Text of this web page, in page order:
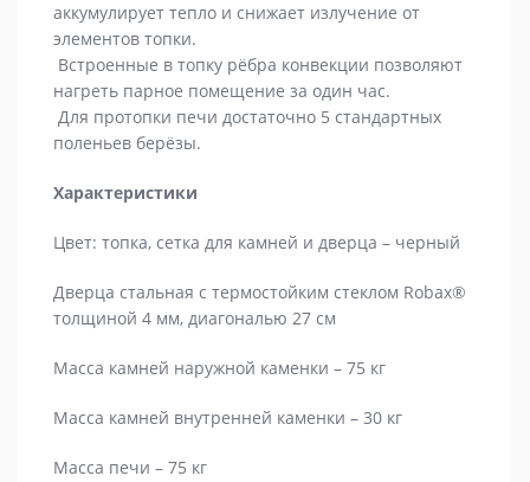
аккумулирует тепло и снижает излучение от
элементов топки.
Встроенные в топку рёбра конвекции позволяют
нагреть парное помещение за один час.
Для протопки печи достаточно 5 стандартных
поленьев берёзы.
Характеристики
Цвет: топка, сетка для камней и дверца – черный
Дверца стальная с термостойким стеклом Robax®
толщиной 4 мм, диагональю 27 см
Масса камней наружной каменки – 75 кг
Масса камней внутренней каменки – 30 кг
Масса печи – 75 кг